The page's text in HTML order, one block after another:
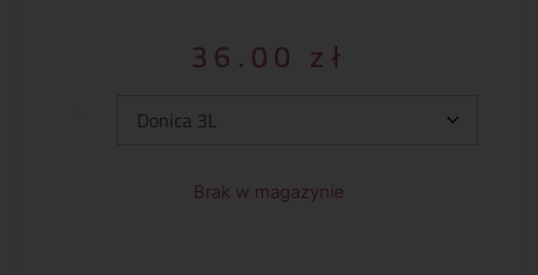
36.00 zł
Brak w magazynie